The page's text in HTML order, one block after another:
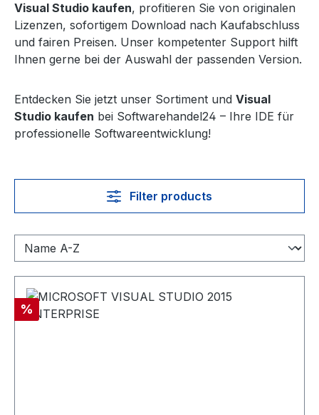
Visual Studio kaufen, profitieren Sie von originalen
Lizenzen, sofortigem Download nach Kaufabschluss
und fairen Preisen. Unser kompetenter Support hilft
Ihnen gerne bei der Auswahl der passenden Version.
Entdecken Sie jetzt unser Sortiment und Visual
Studio kaufen bei Softwarehandel24 – Ihre IDE für
professionelle Softwareentwicklung!
Filter products
Discount
%